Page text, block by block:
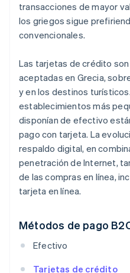
transacciones de mayor
los griegos sigue
convencionales.
Las tarjetas de crédito
aceptadas en Grecia,
y en los destinos
establecimientos más
disponían de efectivo
pago con tarjeta. La
respaldo digital, en
penetración de Internet,
de las compras en línea,
tarjeta en línea.
Métodos de pago
Efectivo
Tarjetas de crédito